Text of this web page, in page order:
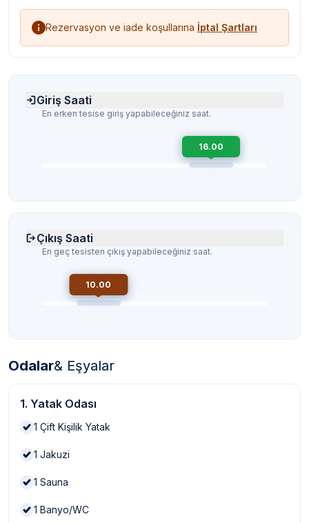
Rezervasyon ve iade koşullarına İptal Şartları
Giriş Saati
En erken tesise giriş yapabileceğiniz saat.
16.00
Çıkış Saati
En geç tesisten çıkış yapabileceğiniz saat.
10.00
Odalar& Eşyalar
1. Yatak Odası
1 Çift Kişilik Yatak
1 Jakuzi
1 Sauna
1 Banyo/WC